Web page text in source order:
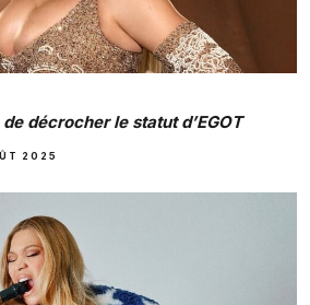
décrocher le statut d’EGOT
2025